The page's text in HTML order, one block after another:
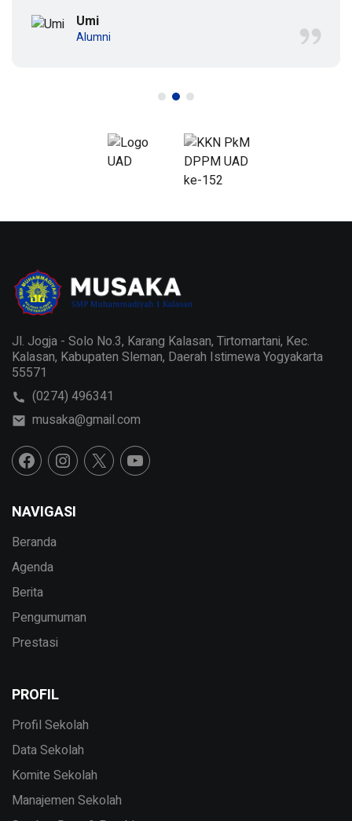
Umi
Alumni
Jl. Jogja - Solo No.3, Karang Kalasan, Tirtomartani, Kec.
Kalasan, Kabupaten Sleman, Daerah Istimewa Yogyakarta
55571
(0274) 496341
musaka@gmail.com
NAVIGASI
Beranda
Agenda
Berita
Pengumuman
Prestasi
PROFIL
Profil Sekolah
Data Sekolah
Komite Sekolah
Manajemen Sekolah